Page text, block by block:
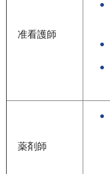
准看護師
薬剤師